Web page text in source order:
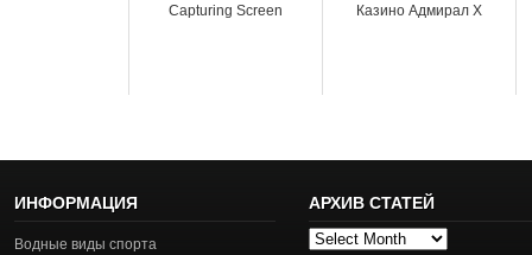
Capturing Screen Казино Адмирал Х
ИНФОРМАЦИЯ
Водные виды спорта
АРХИВ СТАТЕЙ
Архив